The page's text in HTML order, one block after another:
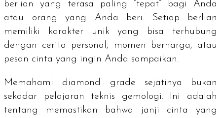
berlian yang terasa paling “tepat” bagi Anda
atau orang yang Anda beri. Setiap berlian
memiliki karakter unik yang bisa terhubung
dengan cerita personal, momen berharga, atau
pesan cinta yang ingin Anda sampaikan.
Memahami diamond grade sejatinya bukan
sekadar pelajaran teknis gemologi. Ini adalah
tentang memastikan bahwa janji cinta yang